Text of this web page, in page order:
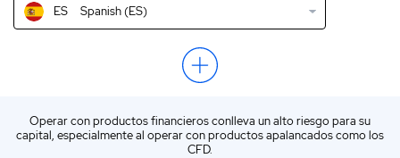
NZ English (NZ)
ZA English (ZA)
ES Spanish (ES)
Operar con productos financieros conlleva un alto riesgo para su
capital, especialmente al operar con productos apalancados como los
CFD.